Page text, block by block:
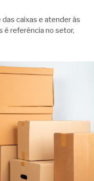
caixas e atender às
é referência no setor,